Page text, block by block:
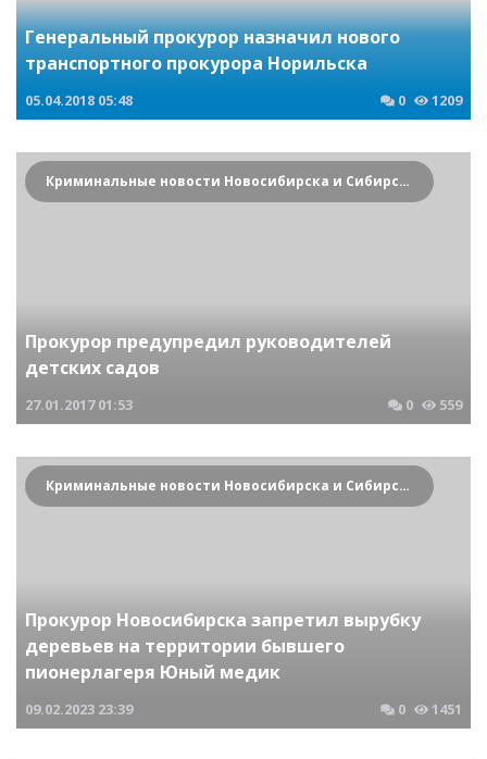
Генеральный прокурор назначил нового
транспортного прокурора Норильска
05.04.2018 05:48 0 1209
Криминальные новости Новосибирска и Сибирского региона
Прокурор предупредил руководителей
детских садов
27.01.2017 01:53 0 559
Криминальные новости Новосибирска и Сибирского региона
Прокурор Новосибирска запретил вырубку
деревьев на территории бывшего
пионерлагеря Юный медик
09.02.2023 23:39 0 1451